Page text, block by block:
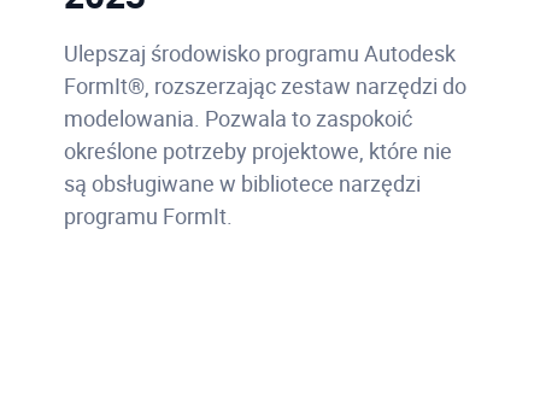
Ulepszaj środowisko programu Autodesk
FormIt®, rozszerzając zestaw narzędzi do
modelowania. Pozwala to zaspokoić
określone potrzeby projektowe, które nie
są obsługiwane w bibliotece narzędzi
programu FormIt.